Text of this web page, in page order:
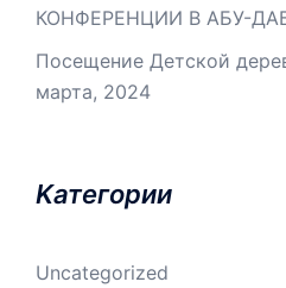
КОНФЕРЕНЦИИ В АБУ-
Посещение Детской
марта, 2024
Kатегории
Uncategorized